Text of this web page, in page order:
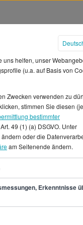
uns helfen, unser
(u.a. auf Basis von
Zwecken verwenden zu
stimmen Sie diesen
bestimmter
49 (1) (a) DSGVO. Unter
oder die
am Seitenende ändern.
Erkenntnisse